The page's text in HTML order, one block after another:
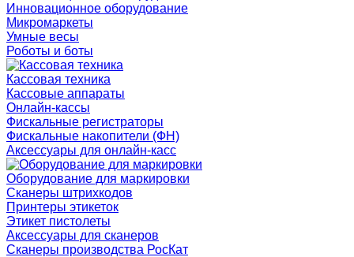
Инновационное оборудование
Микромаркеты
Умные весы
Роботы и боты
Кассовая техника
Кассовые аппараты
Онлайн-кассы
Фискальные регистраторы
Фискальные накопители (ФН)
Аксессуары для онлайн-касс
Оборудование для маркировки
Сканеры штрихкодов
Принтеры этикеток
Этикет пистолеты
Аксессуары для сканеров
Сканеры производства РосКат